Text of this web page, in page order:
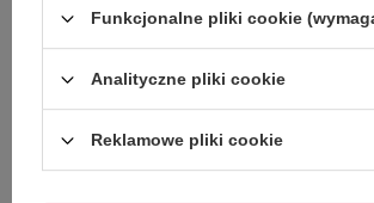
SZCZEGÓŁOWE DANE
GŁÓWNE PARAMETRY
Funkcjonalne pliki cookie
Analityczne pliki cookie
Reklamowe pliki cookie